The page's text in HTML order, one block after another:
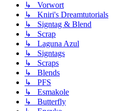
↳ Vorwort
↳ Kniri's Dreamtutorials
↳ Signtag & Blend
↳ Scrap
↳ Laguna Azul
↳ Signtags
↳ Scraps
↳ Blends
↳ PFS
↳ Esmakole
↳ Butterfly